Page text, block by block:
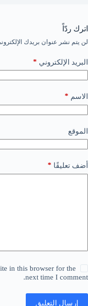
اترك ردّاً
لن يتم نشر عنوان بريدك
البريد الإلكتروني *
الاسم *
الموقع
أضف تعليقًا *
in this browser for the
next time I comment.
إرسال التعليق